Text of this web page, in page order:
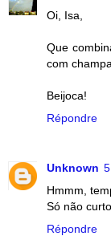
Oi, Isa,
Que
com
Beijoca!
Répondre
Unknown
Hmmm,
Só não
Répondre